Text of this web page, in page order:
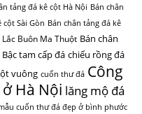
tảng đá kê cột Hà Nội Bán chân
cột Sài Gòn Bán chân tảng đá kê
Buôn Ma Thuột Bán chân
Bậc tam cấp đá chiếu rồng đá
vuông cuốn thư đá Công
Hà Nội lăng mộ đá
cuốn thư đá đẹp ở bình phước